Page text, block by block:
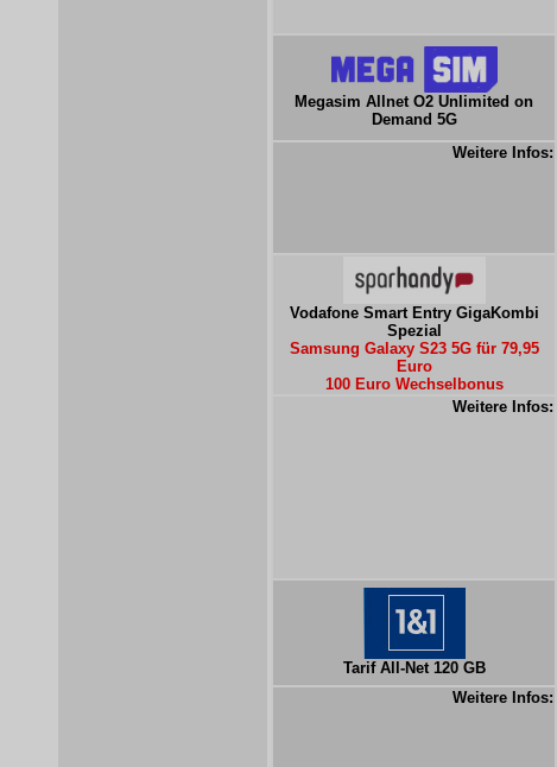
Megasim Allnet O2 Unlimited on
Demand 5G
Weitere Infos:
Vodafone Smart Entry GigaKombi
Spezial
Samsung Galaxy S23 5G für 79,95
Euro
100 Euro Wechselbonus
Weitere Infos:
Tarif All-Net 120 GB
Weitere Infos: